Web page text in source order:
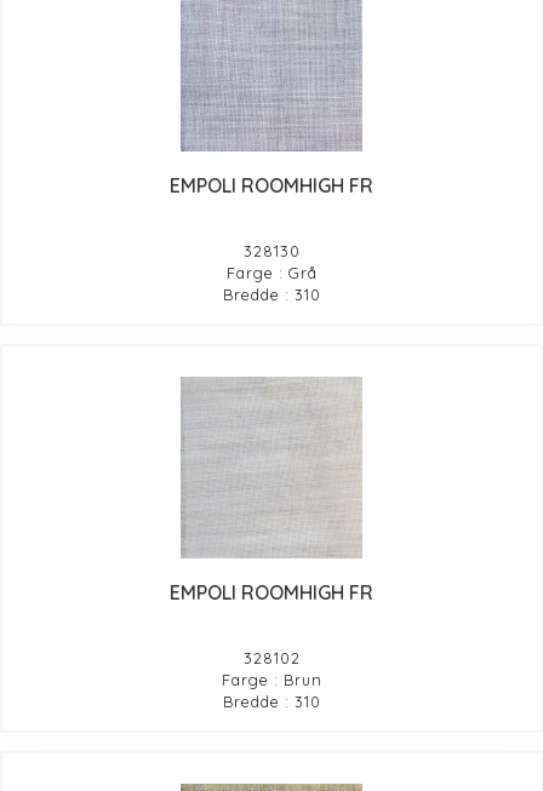
EMPOLI ROOMHIGH FR
328130
Farge : Grå
Bredde : 310
EMPOLI ROOMHIGH FR
328102
Farge : Brun
Bredde : 310